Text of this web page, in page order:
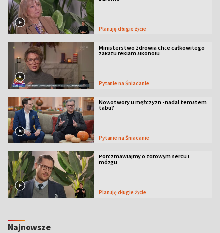
Planuję długie życie
Ministerstwo Zdrowia chce całkowitego
zakazu reklam alkoholu
Pytanie na Śniadanie
Nowotwory u mężczyzn - nadal tematem
tabu?
Pytanie na Śniadanie
Porozmawiajmy o zdrowym sercu i
mózgu
Planuję długie życie
Najnowsze